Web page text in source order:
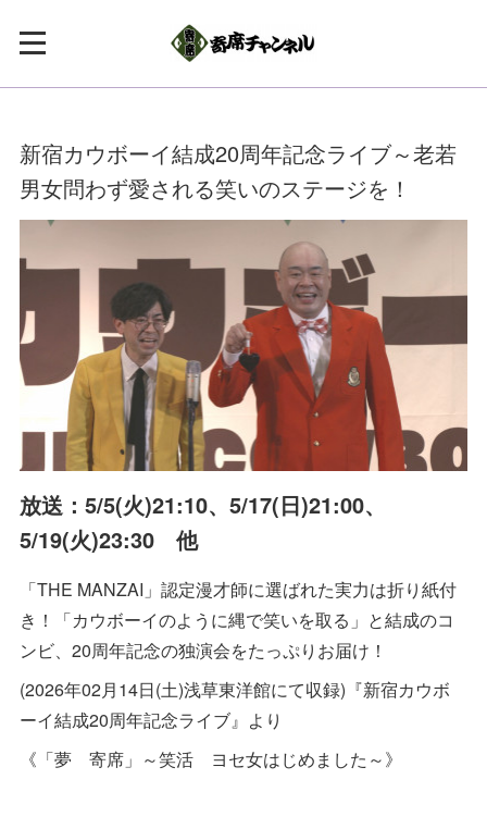
新宿カウボーイ結成20周年記念ライブ～老若
男女問わず愛される笑いのステージを！
放送：5/5(火)21:10、5/17(日)21:00、
5/19(火)23:30 他
「THE MANZAI」認定漫才師に選ばれた実力は折り紙付
き！「カウボーイのように縄で笑いを取る」と結成のコ
ンビ、20周年記念の独演会をたっぷりお届け！
(2026年02月14日(土)浅草東洋館にて収録)『新宿カウボ
ーイ結成20周年記念ライブ』より
《「夢 寄席」～笑活 ヨセ女はじめました～》